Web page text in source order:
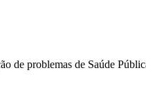
de problemas de Saúde